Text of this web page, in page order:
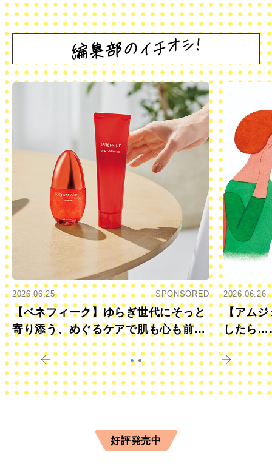
2026.06.25 SPONSORED
【ベネフィーク】ゆらぎ世代にそっと
寄り添う、めぐるケアで肌も心も前向
きに
2026.06.26
【アムジ
したら
すか？
好評発売中